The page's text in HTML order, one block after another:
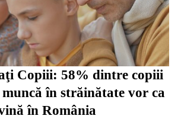
Copiii: 58% dintre copiii
în străinătate vor ca
în România